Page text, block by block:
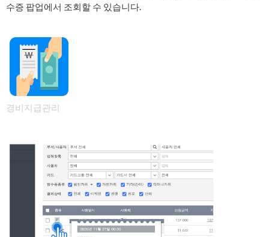
수증 팝업에서 조회할 수 있습니다.
경비지급관리